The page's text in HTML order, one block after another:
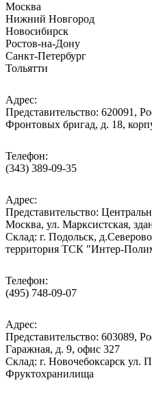
Москва
Нижний Новгород
Новосибирск
Ростов-на-Дону
Санкт-Петербург
Тольятти
Адрес:
Представительство: 620091,
Фронтовых бригад, д. 18,
Телефон:
(343) 389-09-35
Адрес:
Представительство:
Москва, ул. Марксистская,
Cклад: г. Подольск,
территория ТСК "Интер-
Телефон:
(495) 748-09-07
Адрес:
Представительство: 603089,
Гаражная, д. 9, офис 327
Склад: г. Новочебоксарск ул.
Фруктохранилища